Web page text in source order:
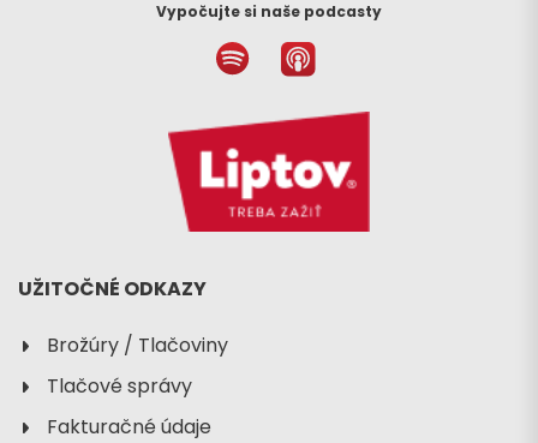
Vypočujte si naše podcasty
UŽITOČNÉ ODKAZY
Brožúry / Tlačoviny
Tlačové správy
Fakturačné údaje